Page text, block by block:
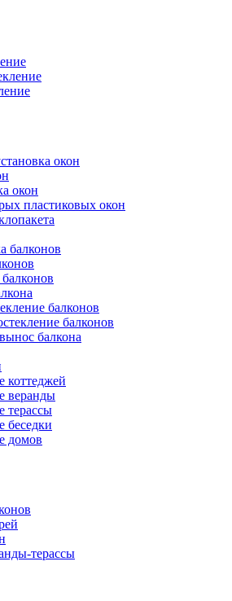
окон
окон
пластиковых окон
балконов
балконов
балконов
балкона
коттеджей
веранды
терассы
беседки
домов
терассы